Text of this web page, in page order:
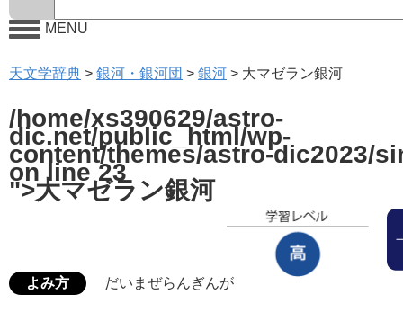
MENU
天文学辞典 > 銀河・銀河団 > 銀河 > 大マゼラン銀河
/home/xs390629/astro-
dic.net/public_html/wp-
content/themes/astro-dic2023/
on line23
">大マゼラン銀河
よみ方 だいまぜらんぎんが